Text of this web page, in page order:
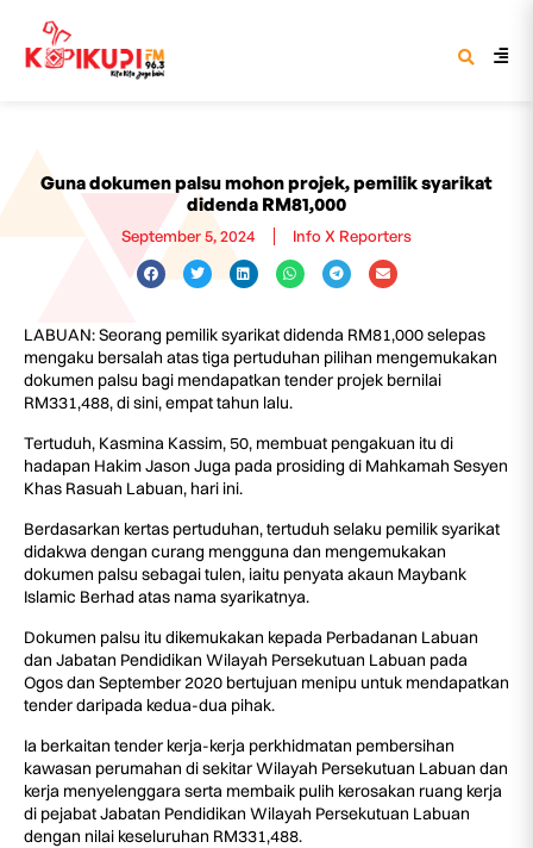
Guna dokumen palsu mohon projek, pemilik syarikat
didenda RM81,000
September 5, 2024 Info X Reporters
LABUAN: Seorang pemilik syarikat didenda RM81,000 selepas
mengaku bersalah atas tiga pertuduhan pilihan mengemukakan
dokumen palsu bagi mendapatkan tender projek bernilai
RM331,488, di sini, empat tahun lalu.
Tertuduh, Kasmina Kassim, 50, membuat pengakuan itu di
hadapan Hakim Jason Juga pada prosiding di Mahkamah Sesyen
Khas Rasuah Labuan, hari ini.
Berdasarkan kertas pertuduhan, tertuduh selaku pemilik syarikat
didakwa dengan curang mengguna dan mengemukakan
dokumen palsu sebagai tulen, iaitu penyata akaun Maybank
Islamic Berhad atas nama syarikatnya.
Dokumen palsu itu dikemukakan kepada Perbadanan Labuan
dan Jabatan Pendidikan Wilayah Persekutuan Labuan pada
Ogos dan September 2020 bertujuan menipu untuk mendapatkan
tender daripada kedua-dua pihak.
Ia berkaitan tender kerja-kerja perkhidmatan pembersihan
kawasan perumahan di sekitar Wilayah Persekutuan Labuan dan
kerja menyelenggara serta membaik pulih kerosakan ruang kerja
di pejabat Jabatan Pendidikan Wilayah Persekutuan Labuan
dengan nilai keseluruhan RM331,488.